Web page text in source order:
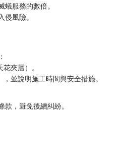
服務的數倍。
風險。
夾層）。
並說明施工時間與安全措施。
，避免後續糾紛。